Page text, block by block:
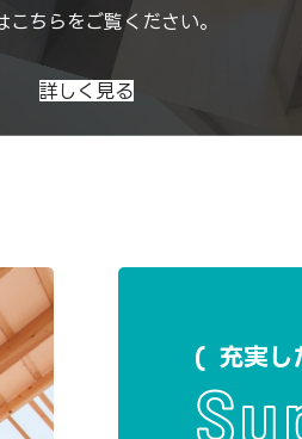
こちらをご覧ください。
詳しく見る
充実し